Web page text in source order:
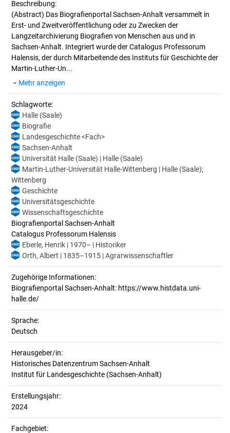
Beschreibung:
(Abstract) Das Biografienportal Sachsen-Anhalt versammelt in
Erst- und Zweitveröffentlichung oder zu Zwecken der
Langzeitarchivierung Biografien von Menschen aus und in
Sachsen-Anhalt. Integriert wurde der Catalogus Professorum
Halensis, der durch Mitarbeitende des Instituts für Geschichte der
Martin-Luther-Un...
Mehr anzeigen
Schlagworte:
Halle (Saale)
Biografie
Landesgeschichte <Fach>
Sachsen-Anhalt
Universität Halle (Saale) | Halle (Saale)
Martin-Luther-Universität Halle-Wittenberg | Halle (Saale);
Wittenberg
Geschichte
Universitätsgeschichte
Wissenschaftsgeschichte
Biografienportal Sachsen-Anhalt
Catalogus Professorum Halensis
Eberle, Henrik | 1970– | Historiker
Orth, Albert | 1835–1915 | Agrarwissenschaftler
Zugehörige Informationen:
Biografienportal Sachsen-Anhalt: https://www.histdata.uni-
halle.de/
Sprache:
Deutsch
Herausgeber/in:
Historisches Datenzentrum Sachsen-Anhalt
Institut für Landesgeschichte (Sachsen-Anhalt)
Erstellungsjahr:
2024
Fachgebiet: